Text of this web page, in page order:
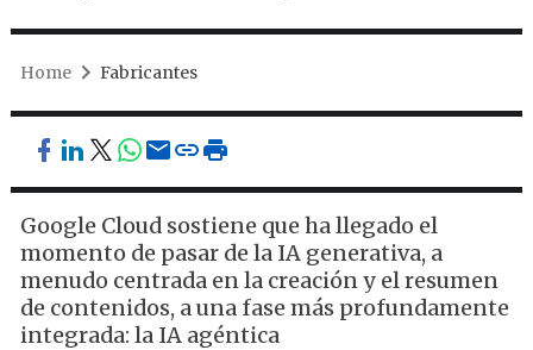
Home Fabricantes
Google Cloud sostiene que ha llegado el
momento de pasar de la IA generativa, a
menudo centrada en la creación y el resumen
de contenidos, a una fase más profundamente
integrada: la IA agéntica